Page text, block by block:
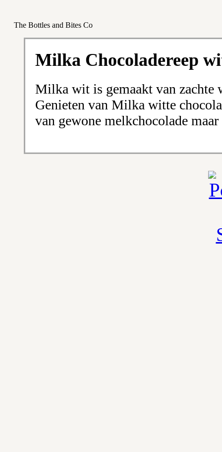
The Bottles and Bites Co
Milka Chocoladereep
Milka wit is gemaakt van zachte
Genieten van Milka witte
van gewone melkchocolade